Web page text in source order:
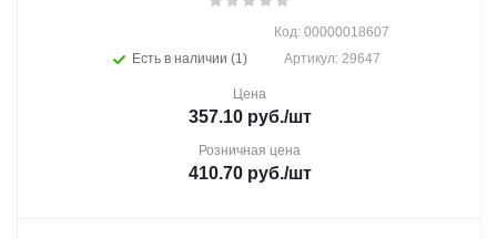
Есть в наличии (1)
Код: 00000018607
Артикул: 29647
Цена
357.10руб./шт
Розничная цена
410.70руб./шт